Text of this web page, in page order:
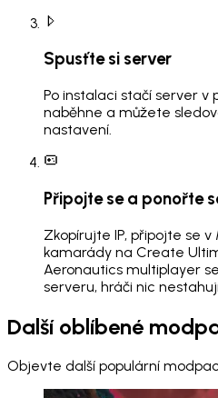
Spusťte si server
Po instalaci stačí server v
naběhne a můžete
nastavení.
Připojte se a ponořte
Zkopírujte IP, připojte se
kamarády na Create
Aeronautics multiplayer
serveru, hráči nic
Další oblíbené
Objevte další populární